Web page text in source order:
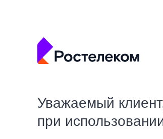
Уважаемый
при